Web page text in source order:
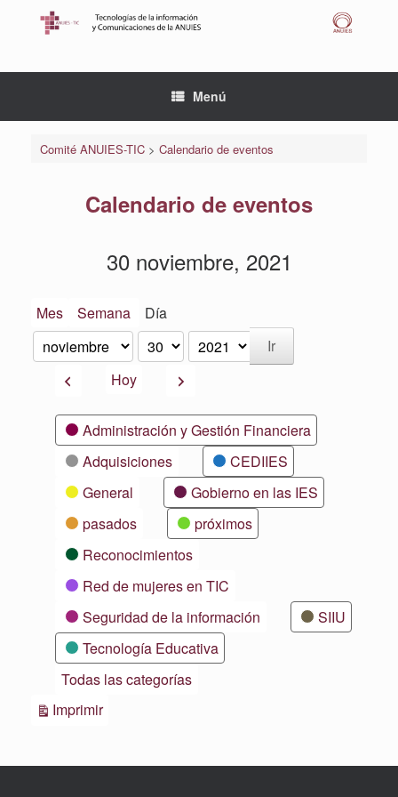
Menú
Comité ANUIES-TIC> Calendario de eventos
Calendario de eventos
30 noviembre, 2021
Mes Semana Día
Mes
Día
Año
AnteriorHoy Siguiente
CategoríasAdministración y Gestión Financiera
Adquisiciones
CEDIIES
General
Gobierno en las IES
pasados
próximos
Reconocimientos
Red de mujeres en TIC
Seguridad de la información
SIIU
Tecnología Educativa
Todas las categorías
ImprimirVistas